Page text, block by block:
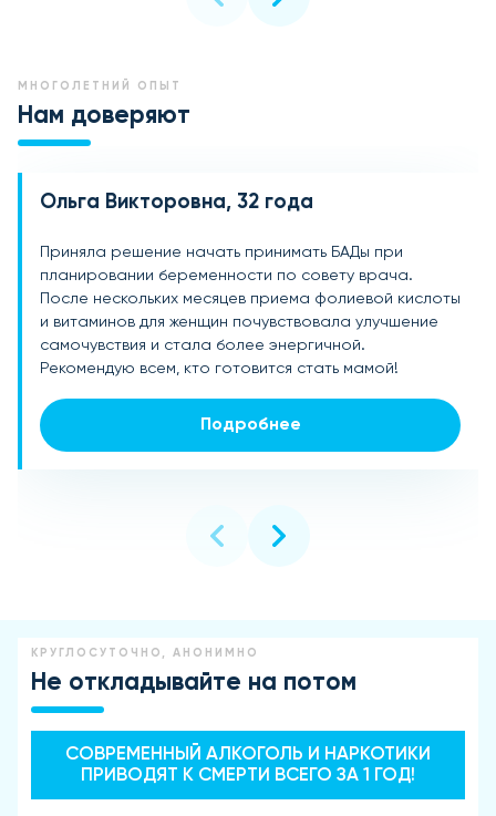
МНОГОЛЕТНИЙ ОПЫТ
Нам доверяют
Ольга Викторовна, 32 года
Приняла решение начать принимать БАДы при
планировании беременности по совету врача.
После нескольких месяцев приема фолиевой кислоты
и витаминов для женщин почувствовала улучшение
самочувствия и стала более энергичной.
Рекомендую всем, кто готовится стать мамой!
Подробнее
Мария Андреевна, 28 лет
Благодаря БАДам для беременности удалось не
только укрепить иммунитет, но и нормализовать
гормональный фон. Уже через несколько месяцев я
забеременела! Очень довольна результатом и
считаю, что эти добавки сыграли важную роль.
Подробнее
Елена Васильевна, 36 лет
Прошла курс БАДов для беременности, и это,
безусловно, дало свои плоды. Почувствовала себя
гораздо лучше, стали исчезать постоянные
усталость и нервозность. Очень рада, что сделала
этот шаг!
Подробнее
КРУГЛОСУТОЧНО, АНОНИМНО
Не откладывайте на потом
СОВРЕМЕННЫЙ АЛКОГОЛЬ И НАРКОТИКИ
ПРИВОДЯТ К СМЕРТИ ВСЕГО ЗА 1 ГОД!